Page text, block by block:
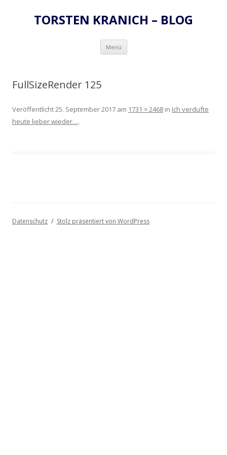
TORSTEN KRANICH – BLOG
Menü Zum
springen
FullSizeRender 125
Veröffentlicht25. September 2017 am 1731 × 2468 in Ich verdufte
heute lieber wieder….
Datenschutz Stolz präsentiert von WordPress